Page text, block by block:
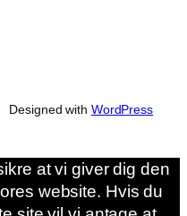
Designed with WordPress
at vi giver dig den
website. Hvis du